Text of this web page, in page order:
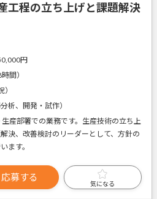
工程の立ち上げと課題解決
円
間）
析、開発・試作）
産部署での業務です。生産技術の立ち上
決、改善検討のリーダーとして、方針の
ます。
応募する
気になる